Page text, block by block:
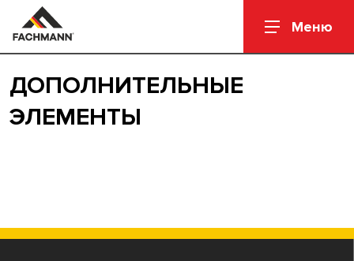
Меню
ДОПОЛНИТЕЛЬНЫЕ
ЭЛЕМЕНТЫ